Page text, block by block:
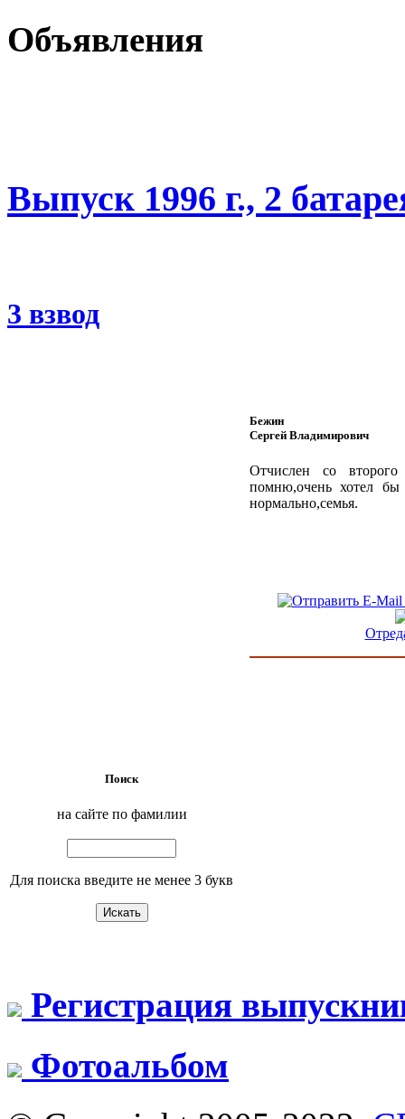
Объявления
Выпуск 1996 г., 2
3 взвод
Бежин
Сергей Владимирович
Отчислен со
помню,очень хотел бы
нормально,семья.
Поиск
на сайте по фамилии
Для поиска введите не менее 3 букв
Регистрация
Фотоальбом